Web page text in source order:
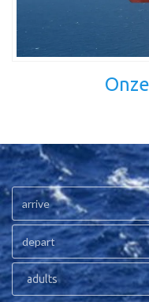
adults